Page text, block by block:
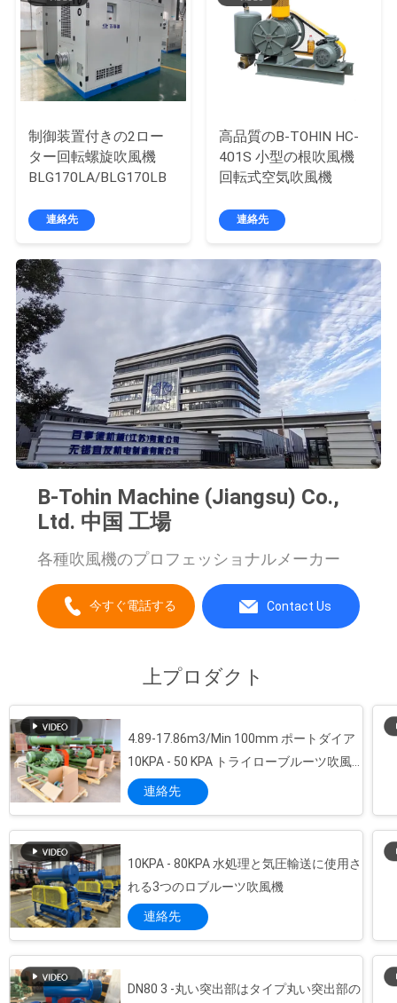
達
に
連
い
引
用
を
要
求
い
NEWS
地
図
PRIVACY
POLICY
制御装置付きの2ロー
ター回転螺旋吹風機
BLG170LA/BLG170LB
連絡先
高品質のB-TOHIN HC-
401S 小型の根吹風機
回転式空気吹風機
連絡先
B-Tohin Machine (Jiangsu) Co.,
Ltd. 中国 工場
各種吹風機のプロフェッショナルメーカー
今すぐ電話する Contact Us
上プロダクト
4.89-17.86m3/Min 100mm ポートダイア
10KPA - 50 KPA トライローブルーツ吹風
機 連絡先
10KPA - 80KPA 水処理と気圧輸送に使用さ
れる3つのロブルーツ吹風機
連絡先
DN80 3 -丸い突出部はタイプ丸い突出部の